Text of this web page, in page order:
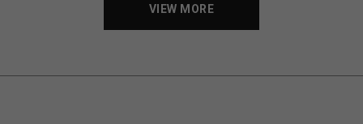
VIEW MORE